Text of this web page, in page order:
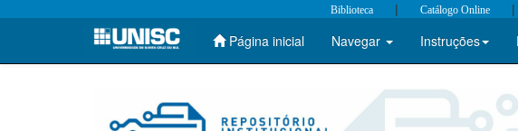
Skip
Biblioteca | Catálogo Online |
Página inicial Navegar Instruções